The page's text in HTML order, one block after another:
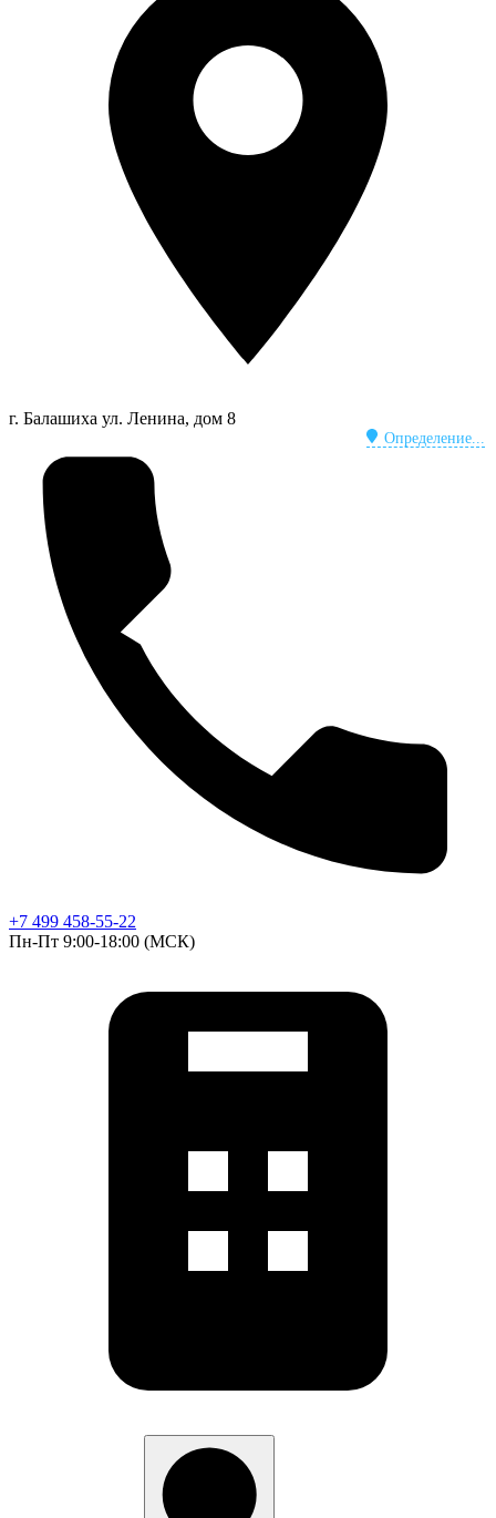
г. Балашиха
Определение...
ул. Ленина, дом 8
+7 499 458-55-22
Пн-Пт 9:00-18:00 (МСК)